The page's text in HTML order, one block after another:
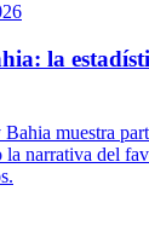
la
muestra
narrativa del